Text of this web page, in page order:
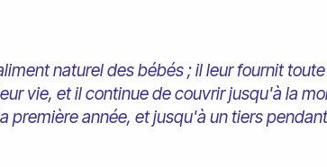
naturel des bébés ; il leur fournit
vie, et il continue de couvrir jusqu'à la
première année, et jusqu'à un tiers